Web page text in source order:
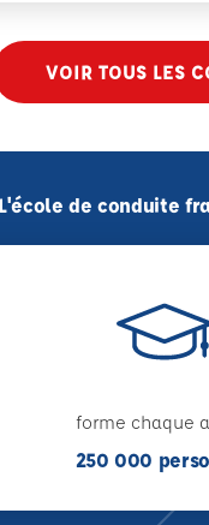
VOIR TOUS LES
L'école de conduite
forme chaque
250 000